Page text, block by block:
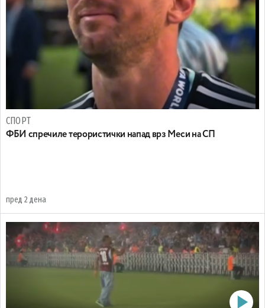
СПОРТ
ФБИ спречиле терористички напад врз Меси на СП
пред 2 дена